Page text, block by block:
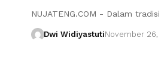
NUJATENG.COM - Dalam
Dwi WidiyastutiNovember 26,